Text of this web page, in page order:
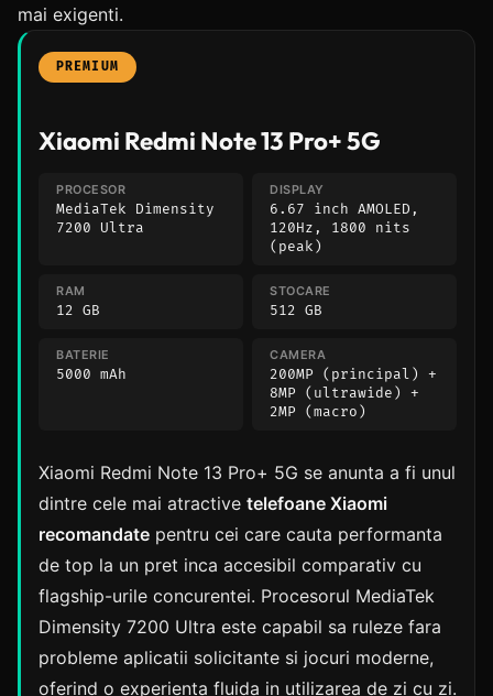
mai exigenti.
PREMIUM
Xiaomi Redmi Note 13 Pro+ 5G
PROCESOR
MediaTek Dimensity
7200 Ultra
DISPLAY
6.67 inch AMOLED,
120Hz, 1800 nits
(peak)
RAM
12 GB
STOCARE
512 GB
BATERIE
5000 mAh
CAMERA
200MP (principal) +
8MP (ultrawide) +
2MP (macro)
Xiaomi Redmi Note 13 Pro+ 5G se anunta a fi unul
dintre cele mai atractive telefoane Xiaomi
recomandate pentru cei care cauta performanta
de top la un pret inca accesibil comparativ cu
flagship-urile concurentei. Procesorul MediaTek
Dimensity 7200 Ultra este capabil sa ruleze fara
probleme aplicatii solicitante si jocuri moderne,
oferind o experienta fluida in utilizarea de zi cu zi.